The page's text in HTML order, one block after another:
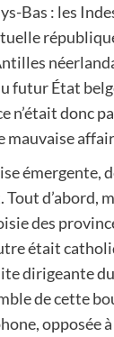
Bas : les
futur État
n’était donc
mauvaise
émergente,
d’abord,
des
était
dirigeante
de cette
opposée